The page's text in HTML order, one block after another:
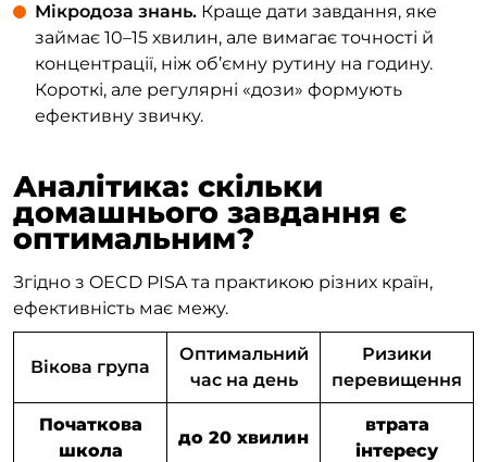
Мікродоза знань. Краще дати завдання, яке
займає 10–15 хвилин, але вимагає точності й
концентрації, ніж об’ємну рутину на годину.
Короткі, але регулярні «дози» формують
ефективну звичку.
Аналітика: скільки
домашнього завдання є
оптимальним?
Згідно з OECD PISA та практикою різних країн,
ефективність має межу.
Вікова група
Оптимальний
час на день
Ризики
перевищення
Початкова
школа
до 20 хвилин
втрата
інтересу